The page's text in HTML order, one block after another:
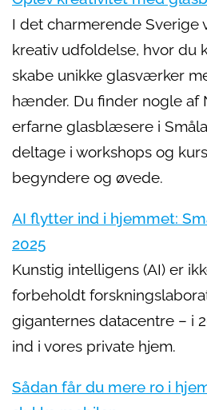
I det charmerende Sverige
kreativ udfoldelse, hvor du
skabe unikke glasværker
hænder. Du finder nogle af
erfarne glasblæsere i
deltage i workshops og
begyndere og øvede.
AI flytter ind i hjemmet:
2025
Kunstig intelligens (AI) er
forbeholdt
giganternes datacentre – i
ind i vores private hjem.
Sådan får du mere ro i